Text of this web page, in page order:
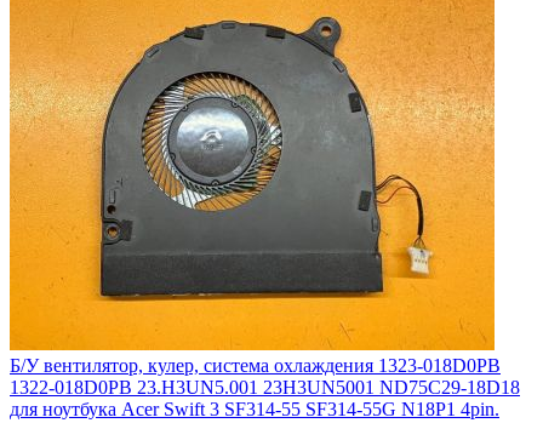
Б/У вентилятор, кулер, система охлаждения 1323-018D0PB
1322-018D0PB 23.H3UN5.001 23H3UN5001 ND75C29-18D18
для ноутбука Acer Swift 3 SF314-55 SF314-55G N18P1 4pin.